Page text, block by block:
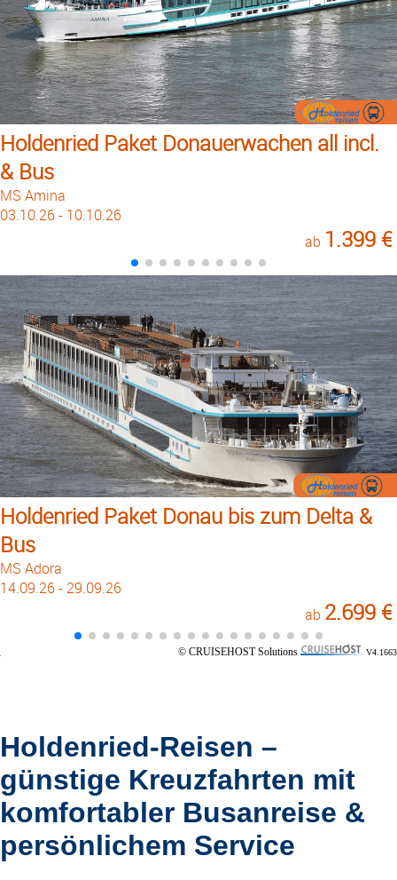
Holdenried Paket Donauerwachen all incl.
& Bus
MS Amina
03.10.26 - 10.10.26
ab 1.399 €
Holdenried Paket Donau bis zum Delta &
Bus
MS Adora
14.09.26 - 29.09.26
ab 2.699 €
© CRUISEHOST Solutions V4.1663
Holdenried-Reisen –
günstige Kreuzfahrten mit
komfortabler Busanreise &
persönlichem Service